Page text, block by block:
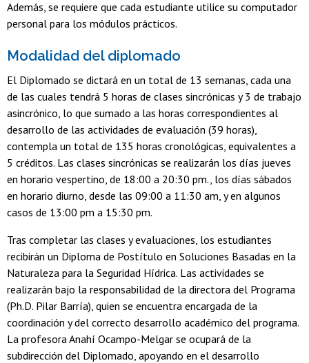
Además, se requiere que cada estudiante utilice su computador
personal para los módulos prácticos.
Modalidad del diplomado
El Diplomado se dictará en un total de 13 semanas, cada una
de las cuales tendrá 5 horas de clases sincrónicas y 3 de trabajo
asincrónico, lo que sumado a las horas correspondientes al
desarrollo de las actividades de evaluación (39 horas),
contempla un total de 135 horas cronológicas, equivalentes a
5 créditos. Las clases sincrónicas se realizarán los días jueves
en horario vespertino, de 18:00 a 20:30 pm., los días sábados
en horario diurno, desde las 09:00 a 11:30 am, y en algunos
casos de 13:00 pm a 15:30 pm.
Tras completar las clases y evaluaciones, los estudiantes
recibirán un Diploma de Postítulo en Soluciones Basadas en la
Naturaleza para la Seguridad Hídrica. Las actividades se
realizarán bajo la responsabilidad de la directora del Programa
(Ph.D. Pilar Barría), quien se encuentra encargada de la
coordinación y del correcto desarrollo académico del programa.
La profesora Anahí Ocampo-Melgar se ocupará de la
subdirección del Diplomado, apoyando en el desarrollo